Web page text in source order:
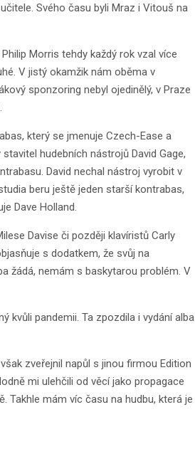
Svého času byli Mraz i Vitouš na
Morris tehdy každý rok vzal více
V jistý okamžik nám oběma v
sponzoring nebyl ojedinělý, v Praze
který se jmenuje Czech-Ease a
hudebních nástrojů David Gage,
David nechal nástroj vyrobit v
beru ještě jeden starší kontrabas,
Dave Holland.
Davise či později klavíristů Carly
s dodatkem, že svůj na
žádá, nemám s baskytarou problém. V
kvůli pandemii. Ta zpozdila i vydání alba
zveřejnil napůl s jinou firmou Edition
mi ulehčili od věcí jako propagace
Takhle mám víc času na hudbu, která je